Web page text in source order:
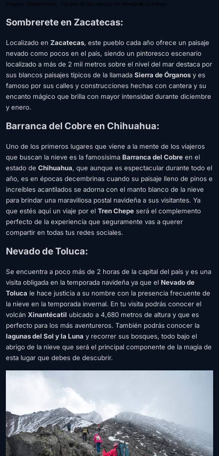
Imagen: Shutterstock, Parque de las piedras en Mexiquillo Durango
Sombrerete en Zacatecas:
Localizado en Zacatecas, este pueblo cada año ofrece un paisaje
nevado como pocos en el país, siendo un pintoresco escenario
localizado a más de 2 mil metros sobre el nivel del mar destaca por
sus blancos paisajes típicos de la llamada Sierra de Órganos y es
famoso por sus calles y construcciones hechas con cantera y su
encanto mágico que brilla con mayor intensidad durante diciembre
y enero.
Barranca del Cobre en Chihuahua:
Uno de los primeros lugares que viene a la mente de los viajeros
que buscan la nieve es la famosísima Barranca del Cobre en el
estado de Chihuahua, que aunque es espectacular durante todo el
año, es en épocas decembrinas cuando su paisaje lleno de pinos e
increíbles acantilados se adorna con el manto blanco de la nieve
para brindar una maravillosa postal navideña a sus visitantes. Ya
que estés aquí un viaje por el Tren Chepe será el complemento
perfecto de la experiencia que seguramente vas a querer
compartir en todas tus redes sociales.
Nevado de Toluca:
Se encuentra a poco más de 2 horas de la capital del país y es una
visita obligada en la temporada navideña ya que el Nevado de
Toluca le hace justicia a su nombre con la presencia frecuente de
la nieve en la temporada invernal. En tu visita podrás conocer el
volcán Xinantécatil ubicado a 4,680 metros de altura y que es
perfecto para los más aventureros. También podrás conocer la
lagunas del Sol y la Luna y recorrer sus bosques, todo bajo el
abrigo de la nieve que será el principal componente de la magia de
esta lugar que debes de descubrir.